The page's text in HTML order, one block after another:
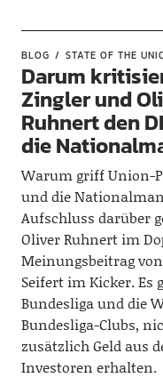
BLOG STATE OF THE
Darum
Zingler und
Ruhnert den
die
Warum griff Union-
und die
Aufschluss darüber
Oliver Ruhnert im
Meinungsbeitrag
Seifert im Kicker.
Bundesliga und die
Bundesliga-Clubs,
zusätzlich Geld aus
Investoren erhalten.